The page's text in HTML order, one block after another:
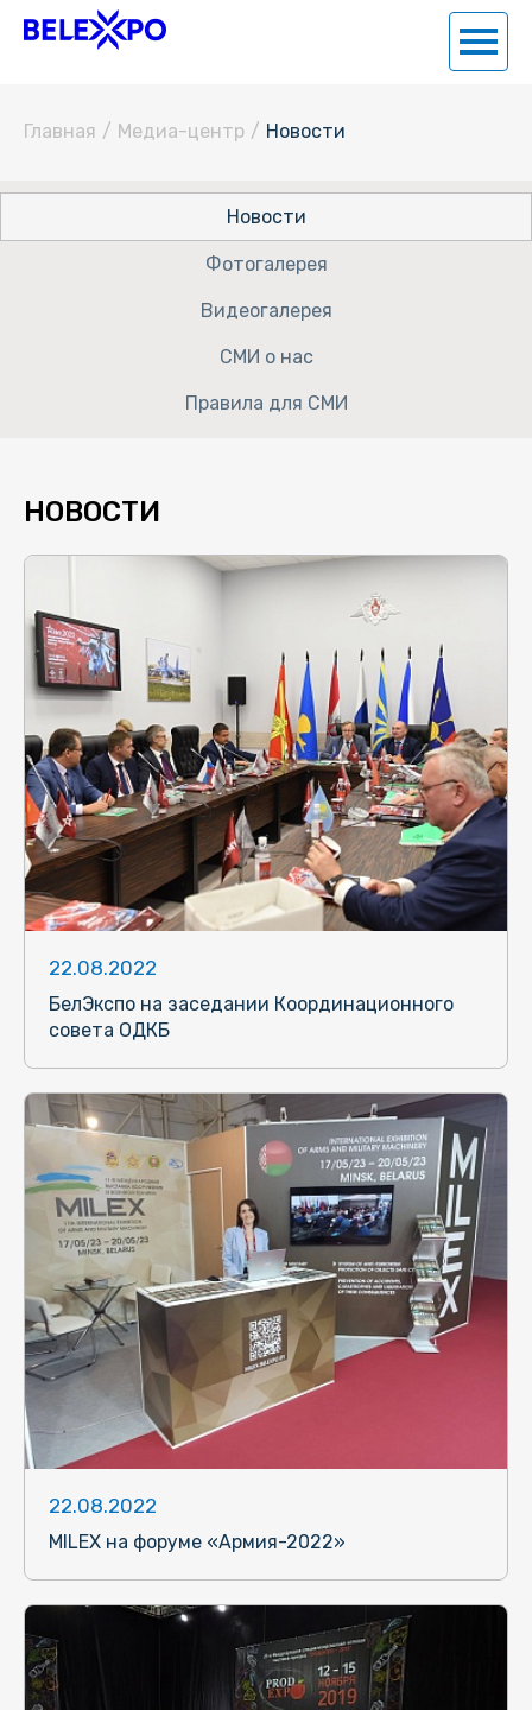
Главная / Медиа-центр / Новости
Новости
Фотогалерея
Видеогалерея
СМИ о нас
Правила для СМИ
НОВОСТИ
22.08.2022
БелЭкспо на заседании Координационного
совета ОДКБ
22.08.2022
MILEX на форуме «Армия-2022»